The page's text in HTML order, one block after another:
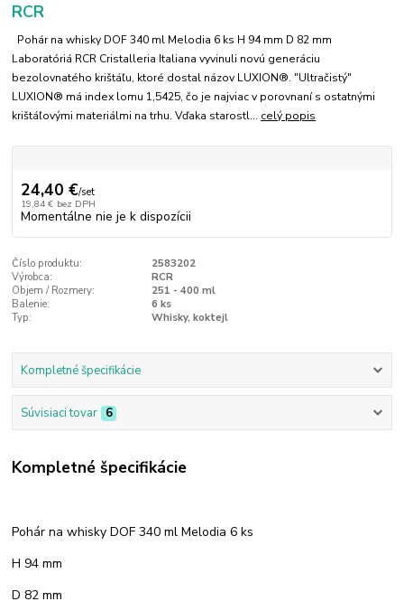
RCR
Pohár na whisky DOF 340 ml Melodia 6 ks H 94 mm D 82 mm
Laboratóriá RCR Cristalleria Italiana vyvinuli novú generáciu
bezolovnatého krištáľu, ktoré dostal názov LUXION®. "Ultračistý"
LUXION® má index lomu 1,5425, čo je najviac v porovnaní s ostatnými
krištáľovými materiálmi na trhu. Vďaka starostl... celý popis
24,40 €/set
19,84 € bez DPH
Momentálne nie je k dispozícii
Číslo produktu:
2583202
Výrobca:
RCR
Objem / Rozmery:
251 - 400 ml
Balenie:
6 ks
Typ:
Whisky, koktejl
Kompletné špecifikácie
Súvisiaci tovar 6
Kompletné špecifikácie
Pohár na whisky DOF 340 ml Melodia 6 ks
H 94 mm
D 82 mm